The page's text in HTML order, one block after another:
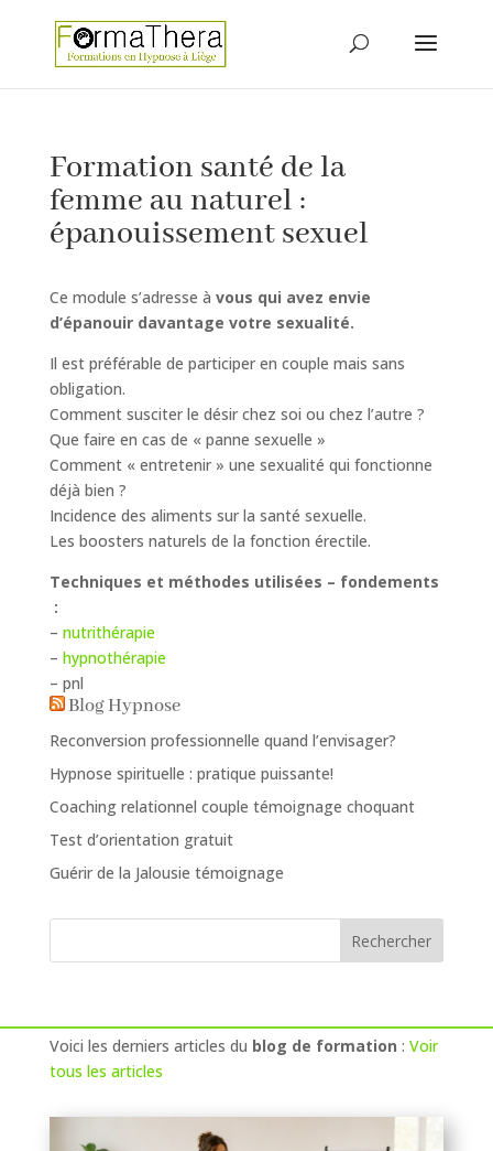
Formation santé de la
femme au naturel :
épanouissement sexuel
Ce module s’adresse à vous qui avez envie
d’épanouir davantage votre sexualité.
Il est préférable de participer en couple mais sans
obligation.
Comment susciter le désir chez soi ou chez l’autre ?
Que faire en cas de « panne sexuelle »
Comment « entretenir » une sexualité qui fonctionne
déjà bien ?
Incidence des aliments sur la santé sexuelle.
Les boosters naturels de la fonction érectile.
Techniques et méthodes utilisées – fondements
:
– nutrithérapie
– hypnothérapie
– pnl
Blog Hypnose
Reconversion professionnelle quand l’envisager?
Hypnose spirituelle : pratique puissante!
Coaching relationnel couple témoignage choquant
Test d’orientation gratuit
Guérir de la Jalousie témoignage
Voici les derniers articles du blog de formation : Voir
tous les articles